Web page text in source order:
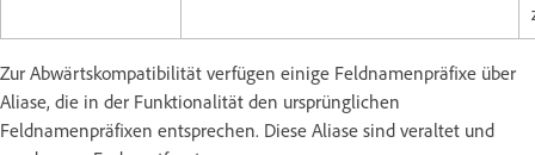
Zur Abwärtskompatibilität verfügen einige Feldnamenpräfixe über
Aliase, die in der Funktionalität den ursprünglichen
Feldnamenpräfixen entsprechen. Diese Aliase sind veraltet und